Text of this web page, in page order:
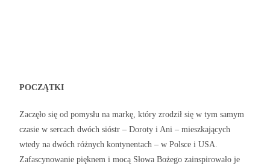
POCZĄTKI
Zaczęło się od pomysłu na markę, który zrodził się w tym samym
czasie w sercach dwóch sióstr – Doroty i Ani – mieszkających
wtedy na dwóch różnych kontynentach – w Polsce i USA.
Zafascynowanie pięknem i mocą Słowa Bożego zainspirowało je